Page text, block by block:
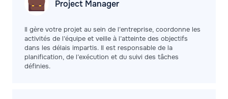
Project Manager
Il gère votre projet au sein de l’entreprise, coordonne les
activités de l’équipe et veille à l’atteinte des objectifs
dans les délais impartis. Il est responsable de la
planification, de l’exécution et du suivi des tâches
définies.